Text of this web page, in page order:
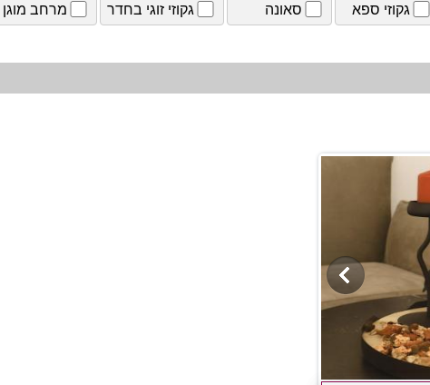
גקוזי ספא סאונה גקוזי זוגי בחדר מרחב מוגן